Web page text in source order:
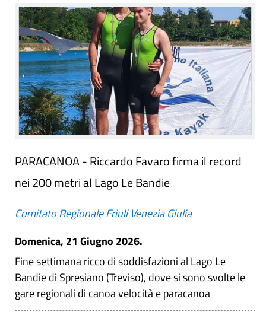
PARACANOA - Riccardo Favaro firma il record
nei 200 metri al Lago Le Bandie
Comitato Regionale Friuli Venezia Giulia
Domenica, 21 Giugno 2026.
Fine settimana ricco di soddisfazioni al Lago Le
Bandie di Spresiano (Treviso), dove si sono svolte le
gare regionali di canoa velocità e paracanoa